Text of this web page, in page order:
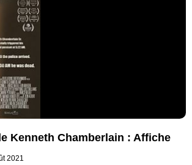
Kenneth Chamberlain : Affiche
2021